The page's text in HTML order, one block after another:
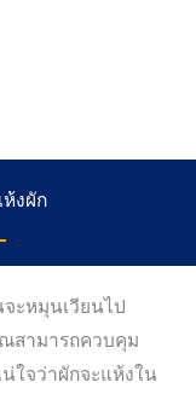
งผัก
ะหมุนเวียนไป
สามารถควบคุม
ใจว่าผักจะแห้งใน